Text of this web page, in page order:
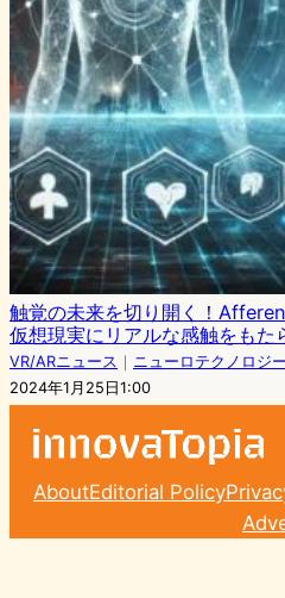
触覚の未来を切り開く！
仮想現実にリアルな感触をもた
VR/ARニュース ｜ ニューロテクノロジ
2024年1月25日1:00
AboutEditorial Policy